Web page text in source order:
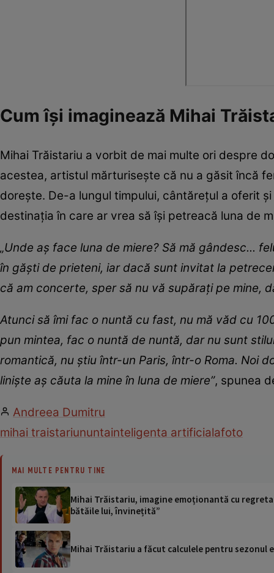
Cum își imaginează Mihai
Mihai Trăistariu a vorbit de mai multe ori despre
acestea, artistul mărturisește că nu a găsit încă
dorește. De-a lungul timpului, cântărețul a oferit
destinația în care ar vrea să își petreacă luna de
„Unde aș face luna de miere? Să mă gândesc...
în găști de prieteni, iar dacă sunt invitat la
că am concerte, sper să nu vă supărați pe mine,
Atunci să îmi fac o nuntă cu fast, nu mă văd cu
pun mintea, fac o nuntă de nuntă, dar nu sunt
romantică, nu știu într-un Paris, într-o Roma. Noi
liniște aș căuta la mine în luna de miere”, spunea
Andreea Dumitru
mihai traistariununtainteligenta artificialafoto
MAI MULTE PENTRU TINE
Mihai Trăistariu, imagine emoționantă cu
bătăile lui, învinețită”
Mihai Trăistariu a făcut calculele pentru sezonul